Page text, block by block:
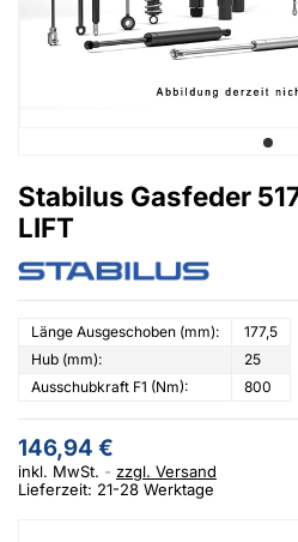
Stabilus Gasfeder
LIFT
Länge Ausgeschoben (mm):
177,5
Hub (mm):
25
Ausschubkraft F1 (Nm):
800
146,94 €
inkl. MwSt.
zzgl. Versand
Lieferzeit: 21-28 Werktage